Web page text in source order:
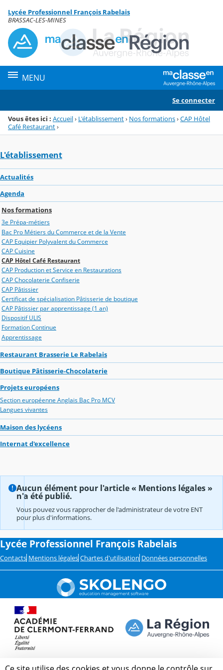
Menu de la rubrique
Contenu
Lycée Professionnel François Rabelais
BRASSAC-LES-MINES
MENU
Se connecter
Vous êtes ici : Accueil› L'établissement› Nos formations›CAP Hôtel
Café Restaurant›
L'établissement
Actualités
Agenda
Nos formations
3e Prépa-métiers
Bac Pro Métiers du Commerce et de la Vente
CAP Equipier Polyvalent du Commerce
CAP Cuisine
CAP Hôtel Café Restaurant
CAP Production et Service en Restaurations
CAP Chocolaterie Confiserie
CAP Pâtissier
Certificat de spécialisation Pâtisserie de boutique
CAP Pâtissier par apprentissage (1 an)
Dispositif ULIS
Formation Continue
Apprentissage
Restaurant Brasserie Le Rabelais
Boutique Pâtisserie-Chocolaterie
Projets européens
Section européenne Anglais Bac Pro MCV
Langues vivantes
Maison des lycéens
Internat d'excellence
Aucun élément pour l'article « Mentions légales »
n'a été publié.
Vous pouvez vous rapprocher de l'administrateur de votre ENT
pour plus d'informations.
Lycée Professionnel François Rabelais
Contacts Mentions légales Chartes d'utilisation Données personnelles